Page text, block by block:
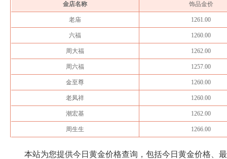
金店名称 饰品金价
老庙 1261.00
六福 1260.00
周大福 1262.00
周六福 1257.00
金至尊 1260.00
老凤祥 1260.00
潮宏基 1262.00
周生生 1266.00
本站为您提供今日黄金价格查询，包括今日黄金价格、